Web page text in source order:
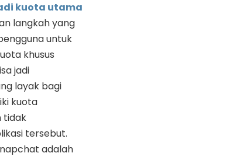
kuota utama
langkah yang
untuk
khusus
jadi
layak bagi
kuota
tidak
tersebut.
adalah